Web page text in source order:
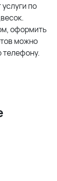
по
оформить
можно
телефону.